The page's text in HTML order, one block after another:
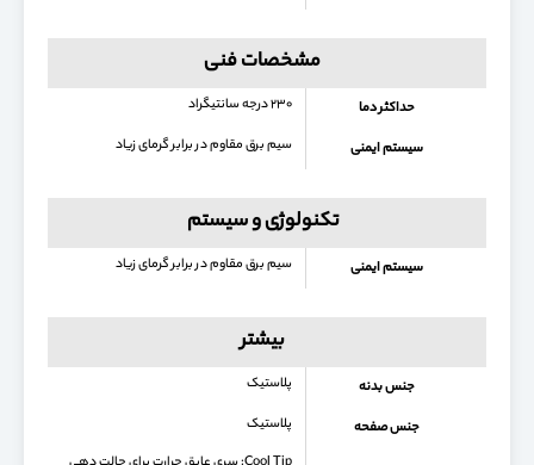
مشخصات فنی
حداکثر دما ۲۳۰ درجه سانتیگراد
سیستم ایمنی سیم برق مقاوم در برابر گرمای زیاد
تکنولوژی و سیستم
سیستم ایمنی سیم برق مقاوم در برابر گرمای زیاد
بیشتر
جنس بدنه پلاستیک
جنس صفحه
پلاستیک